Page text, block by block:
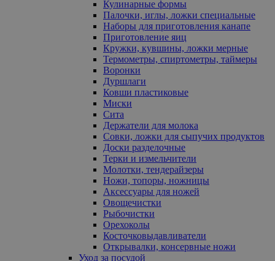
Кулинарные формы
Палочки, иглы, ложки специальные
Наборы для приготовления канапе
Приготовление яиц
Кружки, кувшины, ложки мерные
Термометры, спиртометры, таймеры
Воронки
Дуршлаги
Ковши пластиковые
Миски
Сита
Держатели для молока
Совки, ложки для сыпучих продуктов
Доски разделочные
Терки и измельчители
Молотки, тендерайзеры
Ножи, топоры, ножницы
Аксессуары для ножей
Овощечистки
Рыбочистки
Орехоколы
Косточковыдавливатели
Открывалки, консервные ножи
Уход за посудой